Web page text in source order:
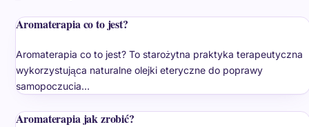
Aromaterapia co to jest?
Aromaterapia co to jest? To starożytna praktyka terapeutyczna
wykorzystująca naturalne olejki eteryczne do poprawy
samopoczucia…
Aromaterapia jak zrobić?